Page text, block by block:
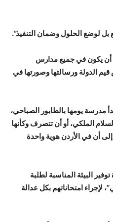
لوضع الحلول وضمان التنفيذ”.
أن يكون في جميع مدارس
الدولة ورسالتها وصورتها في
مدرسة يومها بالطابور الصباحي،
الملكي، أو أن تتصرف وكأنها
إلى أن في الأردن هوية واحدة
البيئة المناسبة لطلبة
لإجراء امتحاناتهم بكل عدالة